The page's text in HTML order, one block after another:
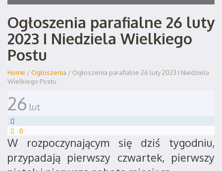
Ogłoszenia parafialne 26 luty
2023 I Niedziela Wielkiego
Postu
Home /Ogłoszenia / Ogłoszenia parafialne 26 luty 2023 I Niedziela
Wielkiego Postu
26 lut
0
W rozpoczynającym się dziś tygodniu,
przypadają pierwszy czwartek, pierwszy